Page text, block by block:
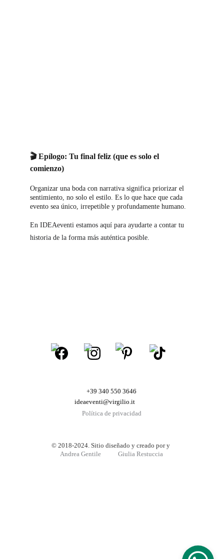
🎬 Epílogo: Tu final feliz (que es solo el
comienzo)
Organizar una boda con narrativa significa priorizar el
sentimiento, no solo el estilo. Es lo que hace que cada
evento sea único, irrepetible y profundamente humano.
En IDEAeventi estamos aquí para ayudarte a contar tu
historia de la forma más auténtica posible.
+39 340 550 3646
ideaeventi@virgilio.it
Política de privacidad
© 2018-2024. Sitio diseñado y creado por y
Giulia Restuccia
Andrea Gentile